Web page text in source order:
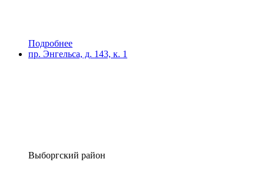
Подробнее
пр. Энгельса, д. 143, к. 1
Выборгский район